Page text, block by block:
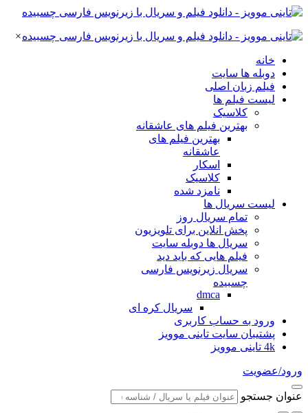
×
خانه
دوبله ها سایت
فیلم زبان اصلی
لیست فیلم ها
کلاسیک
بهترین فیلم های عاشقانه
بهترین فیلم های
عاشقانه
اسکار
کلاسیک
نامزد شده
لیست سریال ها
تمام سریال روز
پخش انلاین برای تلویزیون
سریال ها دوبله سایت
فیلم هایی که باید دید
سریال زیرنویس فارسی
چسبیده
dmca
سریال کره ای
ورود به حساب کاربری
پشتیبان سایت تاینی موویز
4k تاینی موویز
ورود/عضویت
عنوان جستجو